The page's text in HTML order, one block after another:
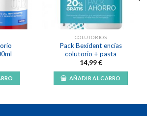
COLUTORIOS
Pack Bexident encías
colutorio + pasta
14,99€
AÑADIR AL CARRO